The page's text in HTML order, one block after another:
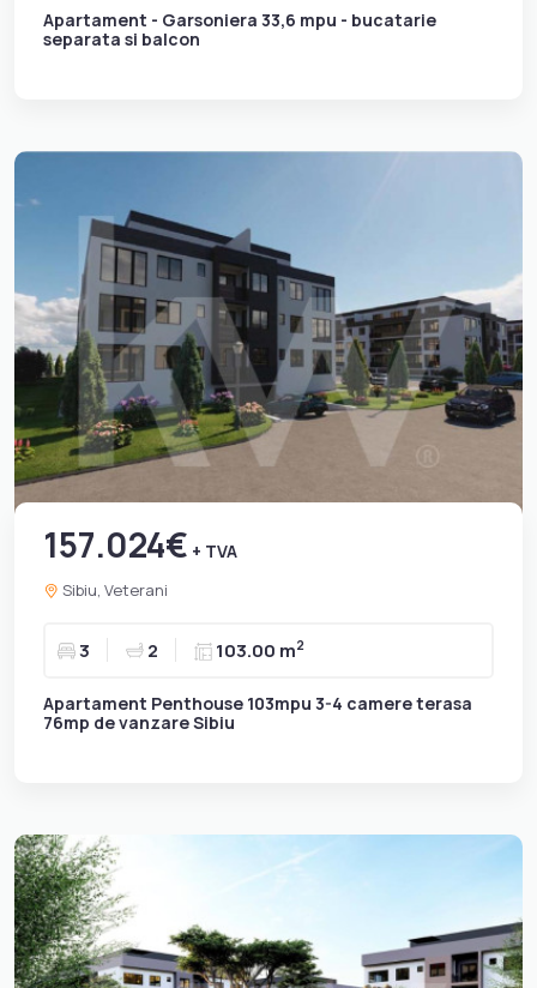
Apartament - Garsoniera 33,6 mpu - bucatarie
separata si balcon
157.024€ + TVA
Sibiu, Veterani
3 2 103.00 m2
Apartament Penthouse 103mpu 3-4 camere terasa
76mp de vanzare Sibiu